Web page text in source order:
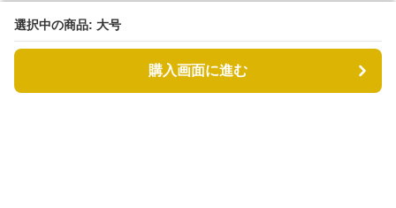
選択中の商品: 大号
購入画面に進む
選択中の商品: 大号
購入画面に進む